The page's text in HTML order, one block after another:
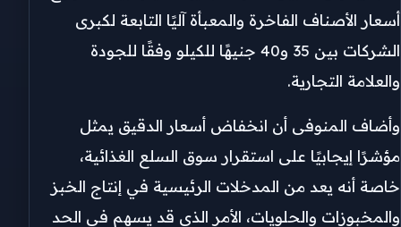
أسعار الأصناف الفاخرة والمعبأة آليًا التابعة لكبرى
الشركات بين 35 و40 جنيهًا للكيلو وفقًا للجودة
والعلامة التجارية.
وأضاف المنوفى أن انخفاض أسعار الدقيق يمثل
مؤشرًا إيجابيًا على استقرار سوق السلع الغذائية،
خاصة أنه يعد من المدخلات الرئيسية في إنتاج الخبز
والمخبوزات والحلويات، الأمر الذي قد يسهم في الحد